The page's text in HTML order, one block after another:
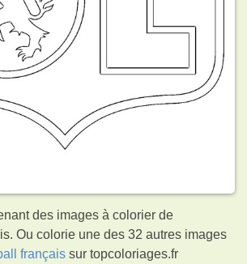
des images à colorier de
Ou colorie une des 32 autres images
français sur topcoloriages.fr